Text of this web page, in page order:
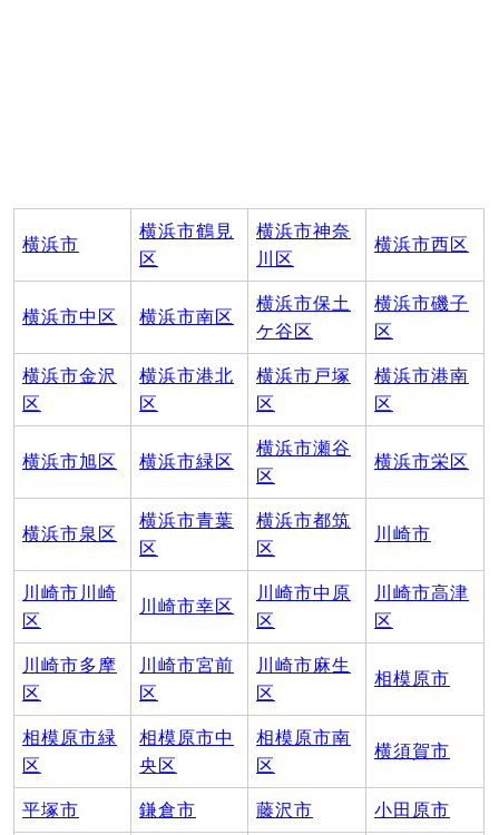
横浜市
横浜市鶴見
区
横浜市神奈
川区
横浜市西区
横浜市中区 横浜市南区
横浜市保土
ケ谷区
横浜市磯子
区
横浜市金沢
区
横浜市港北
区
横浜市戸塚
区
横浜市港南
区
横浜市旭区 横浜市緑区
横浜市瀬谷
区
横浜市栄区
横浜市泉区
横浜市青葉
区
横浜市都筑
区
川崎市
川崎市川崎
区
川崎市幸区
川崎市中原
区
川崎市高津
区
川崎市多摩
区
川崎市宮前
区
川崎市麻生
区
相模原市
相模原市緑
区
相模原市中
央区
相模原市南
区
横須賀市
平塚市 鎌倉市 藤沢市 小田原市